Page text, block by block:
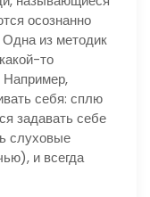
осознанно
Одна из методик
то
Например,
себя: сплю
задавать себе
слуховые
и всегда